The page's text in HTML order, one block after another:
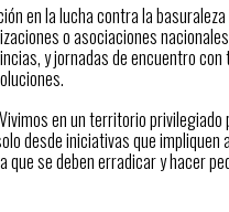
en la lucha contra la
o asociaciones
y jornadas de encuentro
en un territorio
desde iniciativas que
se deben erradicar y hacer